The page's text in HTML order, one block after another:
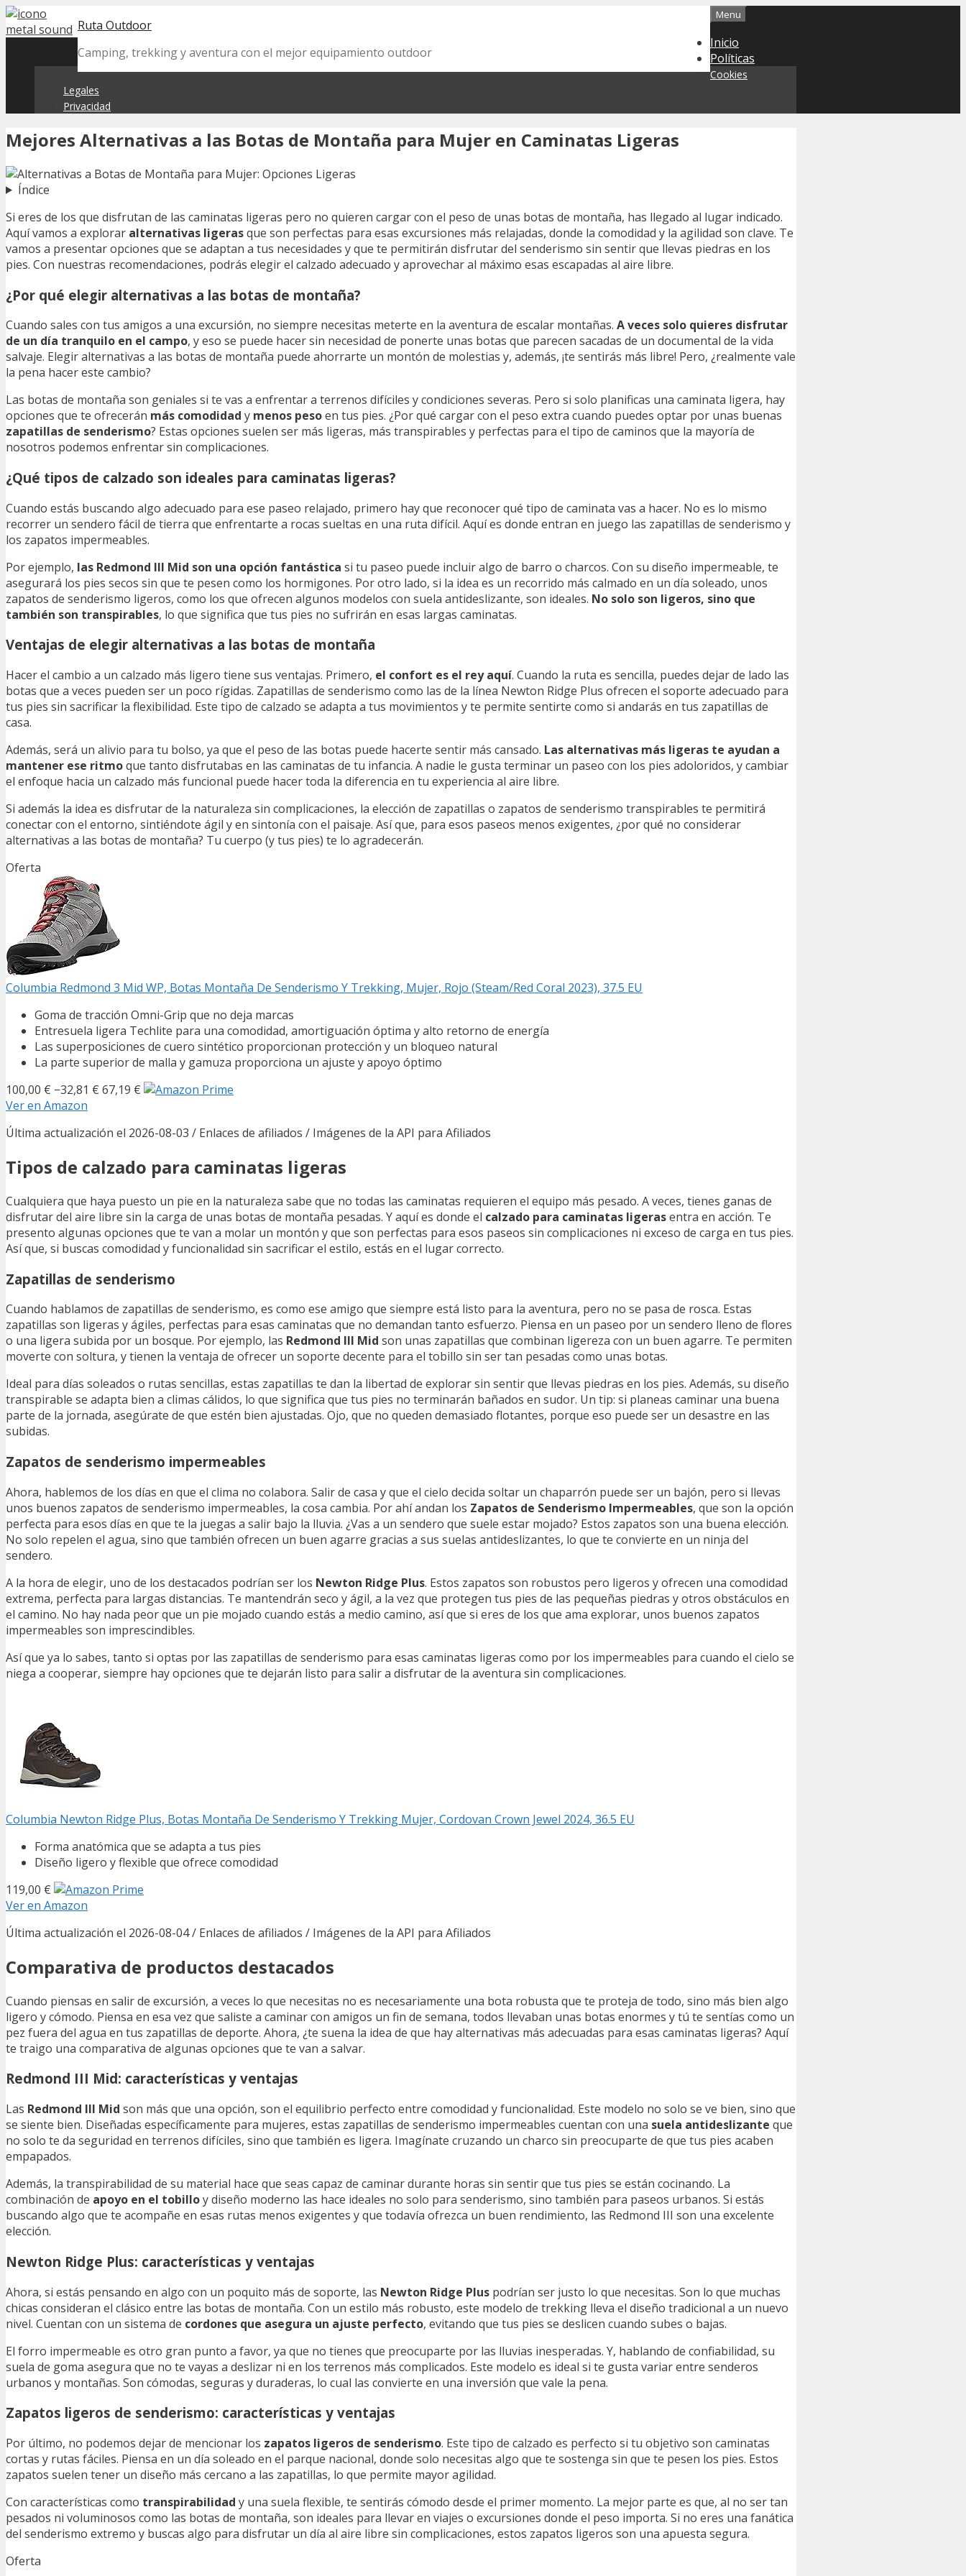
Skip
to
Ruta Outdoor
Camping, trekking y aventura con el mejor equipamiento outdoor
Menu
Inicio
Políticas
Cookies
Legales
Privacidad
Mejores Alternativas a las Botas de Montaña para Mujer en Caminatas Ligeras
Índice
Si eres de los que disfrutan de las caminatas ligeras pero no quieren cargar con el peso de unas botas de montaña, has llegado al lugar indicado.
Aquí vamos a explorar alternativas ligerasque son perfectas para esas excursiones más relajadas, donde la comodidad y la agilidad son clave. Te
vamos a presentar opciones que se adaptan a tus necesidades y que te permitirán disfrutar del senderismo sin sentir que llevas piedras en los
pies. Con nuestras recomendaciones, podrás elegir el calzado adecuado y aprovechar al máximo esas escapadas al aire libre.
¿Por qué elegir alternativas a las botas de montaña?
Cuando sales con tus amigos a una excursión, no siempre necesitas meterte en la aventura de escalar montañas. A veces solo quieres disfrutar
de un día tranquilo en el campo, y eso se puede hacer sin necesidad de ponerte unas botas que parecen sacadas de un documental de la vida
salvaje. Elegir alternativas a las botas de montaña puede ahorrarte un montón de molestias y, además, ¡te sentirás más libre! Pero, ¿realmente vale
la pena hacer este cambio?
Las botas de montaña son geniales si te vas a enfrentar a terrenos difíciles y condiciones severas. Pero si solo planificas una caminata ligera, hay
opciones que te ofrecerán más comodidad y menos pesoen tus pies. ¿Por qué cargar con el peso extra cuando puedes optar por unas buenas
zapatillas de senderismo? Estas opciones suelen ser más ligeras, más transpirables y perfectas para el tipo de caminos que la mayoría de
nosotros podemos enfrentar sin complicaciones.
¿Qué tipos de calzado son ideales para caminatas ligeras?
Cuando estás buscando algo adecuado para ese paseo relajado, primero hay que reconocer qué tipo de caminata vas a hacer. No es lo mismo
recorrer un sendero fácil de tierra que enfrentarte a rocas sueltas en una ruta difícil. Aquí es donde entran en juego las zapatillas de senderismo y
los zapatos impermeables.
Por ejemplo, las Redmond III Mid son una opción fantástica si tu paseo puede incluir algo de barro o charcos. Con su diseño impermeable, te
asegurará los pies secos sin que te pesen como los hormigones. Por otro lado, si la idea es un recorrido más calmado en un día soleado, unos
zapatos de senderismo ligeros, como los que ofrecen algunos modelos con suela antideslizante, son ideales. No solo son ligeros, sino que
también son transpirables, lo que significa que tus pies no sufrirán en esas largas caminatas.
Ventajas de elegir alternativas a las botas de montaña
Hacer el cambio a un calzado más ligero tiene sus ventajas. Primero, el confort es el rey aquí. Cuando la ruta es sencilla, puedes dejar de lado las
botas que a veces pueden ser un poco rígidas. Zapatillas de senderismo como las de la línea Newton Ridge Plus ofrecen el soporte adecuado para
tus pies sin sacrificar la flexibilidad. Este tipo de calzado se adapta a tus movimientos y te permite sentirte como si andarás en tus zapatillas de
casa.
Además, será un alivio para tu bolso, ya que el peso de las botas puede hacerte sentir más cansado. Las alternativas más ligeras te ayudan a
mantener ese ritmoque tanto disfrutabas en las caminatas de tu infancia. A nadie le gusta terminar un paseo con los pies adoloridos, y cambiar
el enfoque hacia un calzado más funcional puede hacer toda la diferencia en tu experiencia al aire libre.
Si además la idea es disfrutar de la naturaleza sin complicaciones, la elección de zapatillas o zapatos de senderismo transpirables te permitirá
conectar con el entorno, sintiéndote ágil y en sintonía con el paisaje. Así que, para esos paseos menos exigentes, ¿por qué no considerar
alternativas a las botas de montaña? Tu cuerpo (y tus pies) te lo agradecerán.
Oferta
Columbia Redmond 3 Mid WP, Botas Montaña De Senderismo Y Trekking, Mujer, Rojo (Steam/Red Coral 2023), 37.5 EU
Goma de tracción Omni-Grip que no deja marcas
Entresuela ligera Techlite para una comodidad, amortiguación óptima y alto retorno de energía
Las superposiciones de cuero sintético proporcionan protección y un bloqueo natural
La parte superior de malla y gamuza proporciona un ajuste y apoyo óptimo
100,00 € −32,81 € 67,19 €
Ver en Amazon
Última actualización el 2026-08-03 / Enlaces de afiliados / Imágenes de la API para Afiliados
Tipos de calzado para caminatas ligeras
Cualquiera que haya puesto un pie en la naturaleza sabe que no todas las caminatas requieren el equipo más pesado. A veces, tienes ganas de
disfrutar del aire libre sin la carga de unas botas de montaña pesadas. Y aquí es donde el calzado para caminatas ligerasentra en acción. Te
presento algunas opciones que te van a molar un montón y que son perfectas para esos paseos sin complicaciones ni exceso de carga en tus pies.
Así que, si buscas comodidad y funcionalidad sin sacrificar el estilo, estás en el lugar correcto.
Zapatillas de senderismo
Cuando hablamos de zapatillas de senderismo, es como ese amigo que siempre está listo para la aventura, pero no se pasa de rosca. Estas
zapatillas son ligeras y ágiles, perfectas para esas caminatas que no demandan tanto esfuerzo. Piensa en un paseo por un sendero lleno de flores
o una ligera subida por un bosque. Por ejemplo, las Redmond III Mid son unas zapatillas que combinan ligereza con un buen agarre. Te permiten
moverte con soltura, y tienen la ventaja de ofrecer un soporte decente para el tobillo sin ser tan pesadas como unas botas.
Ideal para días soleados o rutas sencillas, estas zapatillas te dan la libertad de explorar sin sentir que llevas piedras en los pies. Además, su diseño
transpirable se adapta bien a climas cálidos, lo que significa que tus pies no terminarán bañados en sudor. Un tip: si planeas caminar una buena
parte de la jornada, asegúrate de que estén bien ajustadas. Ojo, que no queden demasiado flotantes, porque eso puede ser un desastre en las
subidas.
Zapatos de senderismo impermeables
Ahora, hablemos de los días en que el clima no colabora. Salir de casa y que el cielo decida soltar un chaparrón puede ser un bajón, pero si llevas
unos buenos zapatos de senderismo impermeables, la cosa cambia. Por ahí andan los Zapatos de Senderismo Impermeables, que son la opción
perfecta para esos días en que te la juegas a salir bajo la lluvia. ¿Vas a un sendero que suele estar mojado? Estos zapatos son una buena elección.
No solo repelen el agua, sino que también ofrecen un buen agarre gracias a sus suelas antideslizantes, lo que te convierte en un ninja del
sendero.
A la hora de elegir, uno de los destacados podrían ser los Newton Ridge Plus. Estos zapatos son robustos pero ligeros y ofrecen una comodidad
extrema, perfecta para largas distancias. Te mantendrán seco y ágil, a la vez que protegen tus pies de las pequeñas piedras y otros obstáculos en
el camino. No hay nada peor que un pie mojado cuando estás a medio camino, así que si eres de los que ama explorar, unos buenos zapatos
impermeables son imprescindibles.
Así que ya lo sabes, tanto si optas por las zapatillas de senderismo para esas caminatas ligeras como por los impermeables para cuando el cielo se
niega a cooperar, siempre hay opciones que te dejarán listo para salir a disfrutar de la aventura sin complicaciones.
Columbia Newton Ridge Plus, Botas Montaña De Senderismo Y Trekking Mujer, Cordovan Crown Jewel 2024, 36.5 EU
Forma anatómica que se adapta a tus pies
Diseño ligero y flexible que ofrece comodidad
119,00 €
Ver en Amazon
Última actualización el 2026-08-04 / Enlaces de afiliados / Imágenes de la API para Afiliados
Comparativa de productos destacados
Cuando piensas en salir de excursión, a veces lo que necesitas no es necesariamente una bota robusta que te proteja de todo, sino más bien algo
ligero y cómodo. Piensa en esa vez que saliste a caminar con amigos un fin de semana, todos llevaban unas botas enormes y tú te sentías como un
pez fuera del agua en tus zapatillas de deporte. Ahora, ¿te suena la idea de que hay alternativas más adecuadas para esas caminatas ligeras? Aquí
te traigo una comparativa de algunas opciones que te van a salvar.
Redmond III Mid: características y ventajas
Las Redmond III Mid son más que una opción, son el equilibrio perfecto entre comodidad y funcionalidad. Este modelo no solo se ve bien, sino que
se siente bien. Diseñadas específicamente para mujeres, estas zapatillas de senderismo impermeables cuentan con una suela antideslizante que
no solo te da seguridad en terrenos difíciles, sino que también es ligera. Imagínate cruzando un charco sin preocuparte de que tus pies acaben
empapados.
Además, la transpirabilidad de su material hace que seas capaz de caminar durante horas sin sentir que tus pies se están cocinando. La
combinación de apoyo en el tobilloy diseño moderno las hace ideales no solo para senderismo, sino también para paseos urbanos. Si estás
buscando algo que te acompañe en esas rutas menos exigentes y que todavía ofrezca un buen rendimiento, las Redmond III son una excelente
elección.
Newton Ridge Plus: características y ventajas
Ahora, si estás pensando en algo con un poquito más de soporte, las Newton Ridge Plus podrían ser justo lo que necesitas. Son lo que muchas
chicas consideran el clásico entre las botas de montaña. Con un estilo más robusto, este modelo de trekking lleva el diseño tradicional a un nuevo
nivel. Cuentan con un sistema de cordones que asegura un ajuste perfecto, evitando que tus pies se deslicen cuando subes o bajas.
El forro impermeable es otro gran punto a favor, ya que no tienes que preocuparte por las lluvias inesperadas. Y, hablando de confiabilidad, su
suela de goma asegura que no te vayas a deslizar ni en los terrenos más complicados. Este modelo es ideal si te gusta variar entre senderos
urbanos y montañas. Son cómodas, seguras y duraderas, lo cual las convierte en una inversión que vale la pena.
Zapatos ligeros de senderismo: características y ventajas
Por último, no podemos dejar de mencionar los zapatos ligeros de senderismo. Este tipo de calzado es perfecto si tu objetivo son caminatas
cortas y rutas fáciles. Piensa en un día soleado en el parque nacional, donde solo necesitas algo que te sostenga sin que te pesen los pies. Estos
zapatos suelen tener un diseño más cercano a las zapatillas, lo que permite mayor agilidad.
Con características como transpirabilidad y una suela flexible, te sentirás cómodo desde el primer momento. La mejor parte es que, al no ser tan
pesados ni voluminosos como las botas de montaña, son ideales para llevar en viajes o excursiones donde el peso importa. Si no eres una fanática
del senderismo extremo y buscas algo para disfrutar un día al aire libre sin complicaciones, estos zapatos ligeros son una apuesta segura.
Oferta